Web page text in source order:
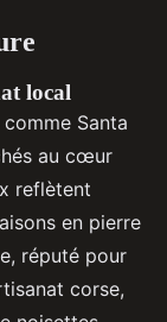
local
comme Santa
au cœur
reflètent
en pierre
réputé pour
corse,